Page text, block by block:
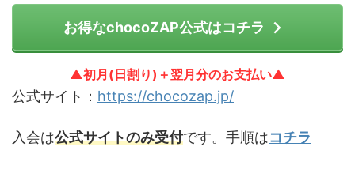
お得なchocoZAP公式はコチラ
▲初月(日割り)＋翌月分のお支払い▲
公式サイト： https://chocozap.jp/
入会は公式サイトのみ受付です。手順はコチラ